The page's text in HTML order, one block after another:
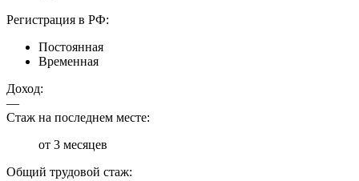
Регистрация в РФ:
Постоянная
Временная
Доход:
—
Стаж на последнем месте:
от 3 месяцев
Общий трудовой стаж: